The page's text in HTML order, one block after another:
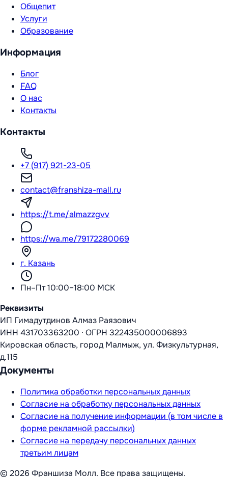
Общепит
Услуги
Образование
Информация
Блог
FAQ
О нас
Контакты
Контакты
+7 (917) 921-23-05
contact@franshiza-mall.ru
https://t.me/almazzgvv
https://wa.me/79172280069
г. Казань
Пн–Пт 10:00–18:00 МСК
Реквизиты
ИП Гимадутдинов Алмаз Раязович
ИНН 431703363200 · ОГРН 322435000006893
Кировская область, город Малмыж, ул. Физкультурная,
д.115
Документы
Политика обработки персональных данных
Согласие на обработку персональных данных
Согласие на получение информации (в том числе в
форме рекламной рассылки)
Согласие на передачу персональных данных
третьим лицам
© 2026 Франшиза Молл. Все права защищены.